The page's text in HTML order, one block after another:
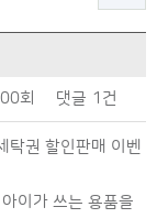
회 댓글 1건
탁권 할인판매 이벤
이가 쓰는 용품을